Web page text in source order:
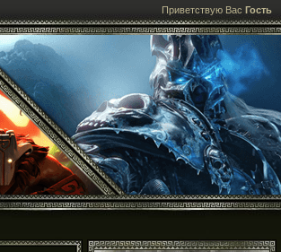
Приветствую Вас Гость